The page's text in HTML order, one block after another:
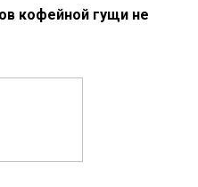
кофейной гущи не